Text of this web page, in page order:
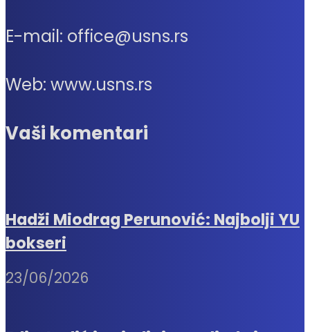
E-mail: office@usns.rs
Web: www.usns.rs
Vaši komentari
Hadži Miodrag Perunović: Najbolji YU
bokseri
23/06/2026